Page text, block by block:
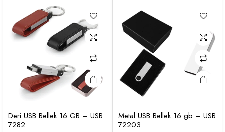
Deri USB Bellek 16 GB – USB
7282
Metal USB Bellek 16 gb – USB
72203